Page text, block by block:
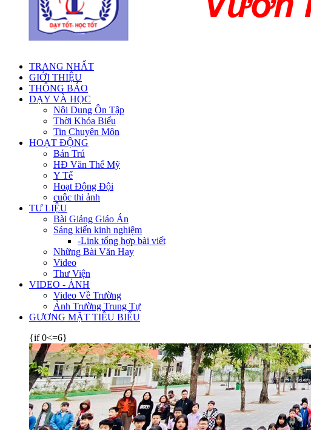
TRANG NHẤT
GIỚI THIỆU
THÔNG BÁO
DẠY VÀ HỌC
Nội Dung Ôn Tập
Thời Khóa Biểu
Tin Chuyên Môn
HOẠT ĐỘNG
Bán Trú
HĐ Văn Thể Mỹ
Y Tế
Hoạt Động Đội
cuộc thi ảnh
TƯ LIỆU
Bài Giảng Giáo Án
Sáng kiến kinh nghiệm
-Link tổng hợp bài viết
Những Bài Văn Hay
Video
Thư Viện
VIDEO - ẢNH
Video Về Trường
Ảnh Trường Trung Tự
GƯƠNG MẶT TIÊU BIỂU
{if 0<=6}